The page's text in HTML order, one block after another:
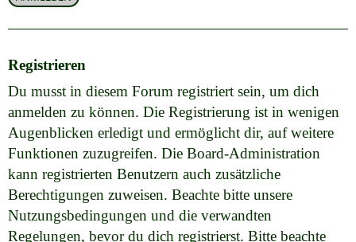
Registrieren
Du musst in diesem Forum registriert sein, um dich
anmelden zu können. Die Registrierung ist in wenigen
Augenblicken erledigt und ermöglicht dir, auf weitere
Funktionen zuzugreifen. Die Board-Administration
kann registrierten Benutzern auch zusätzliche
Berechtigungen zuweisen. Beachte bitte unsere
Nutzungsbedingungen und die verwandten
Regelungen, bevor du dich registrierst. Bitte beachte